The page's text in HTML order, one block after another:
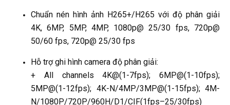
Chuẩn nén hình ảnh H265+/H265 với độ phân giải
4K, 6MP, 5MP, 4MP, 1080p@ 25/30 fps, 720p@
50/60 fps, 720p@ 25/30 fps
Hỗ trợ ghi hình camera độ phân giải:
+ All channels 4K@(1-7fps); 6MP@(1-10fps);
5MP@(1-12fps); 4K-N/4MP/3MP@(1-15fps); 4M-
N/1080P/720P/960H/D1/CIF(1fps–25/30fps)